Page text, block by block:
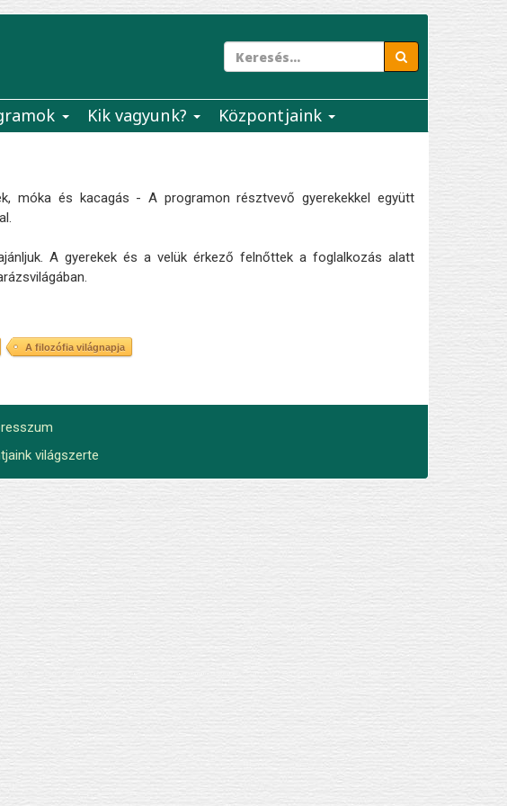
Kik vagyunk? Központjaink
móka és kacagás - A programon résztvevő gyerekekkel együtt
A gyerekek és a velük érkező felnőttek a foglalkozás alatt
A filozófia világnapja
világszerte